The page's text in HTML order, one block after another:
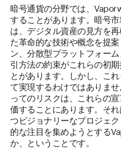
暗号通貨の分野では、
することがあります。暗号
は、デジタル資産の見方を
た革命的な技術や概念を提
ン、分散型プラットフォー
引方法の約束がこれらの初
とがあります。しかし、こ
て実現するわけではありま
ってのリスクは、これらの
価することにあります。そ
つビジョナリーなプロジェ
的な注目を集めようとする
か、ということです。